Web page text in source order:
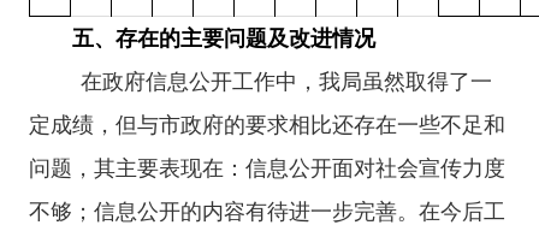
五、存在的主要问题及改进情况
在政府信息公开工作中，我局虽然取得了一
定成绩，但与市政府的要求相比还存在一些不足和
问题，其主要表现在：信息公开面对社会宣传力度
不够；信息公开的内容有待进一步完善。在今后工